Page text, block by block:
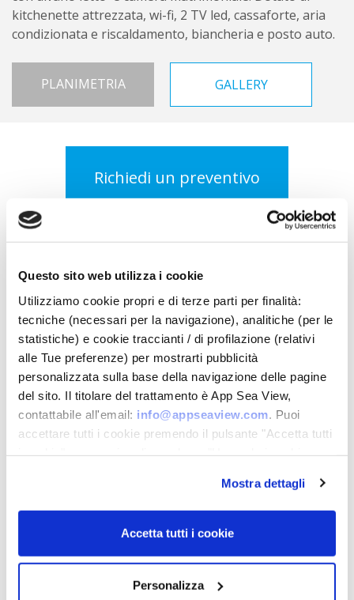
Questo sito web utilizza i cookie
Utilizziamo cookie propri e di terze parti per finalità:
tecniche (necessari per la navigazione), analitiche (per le
statistiche) e cookie traccianti / di profilazione (relativi
alle Tue preferenze) per mostrarti pubblicità
personalizzata sulla base della navigazione delle pagine
del sito. Il titolare del trattamento è App Sea View,
contattabile all'email: info@appseaview.com . Puoi
accettare tutti i cookie premendo il pulsante "Accetta tutti
"Personalizza". Al fine di revocare il consenso prestato e
visualizzare le informazioni complete sul trattamento dei
cookie policy" Allo stesso link trovi la
Mostra dettagli
Accetta tutti i cookie
Personalizza
kitchenette attrezzata, wi-fi, 2 TV led, cassaforte, aria
condizionata e riscaldamento, biancheria e posto auto.
PLANIMETRIA GALLERY
Richiedi un preventivo
I nostri servizi
PARCHEGGIO FREE BIKE
PET WELCOME